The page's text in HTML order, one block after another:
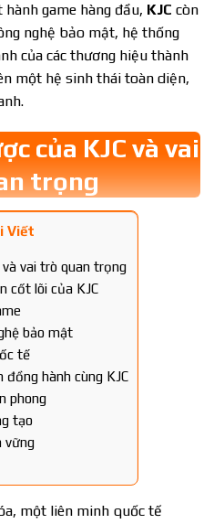
game hàng đầu, KJC còn
nghệ bảo mật, hệ thống
của các thương hiệu thành
một hệ sinh thái toàn diện,
của KJC và vai
trọng
Viết
vai trò quan trọng
cốt lõi của KJC
bảo mật
tế
đồng hành cùng KJC
phong
tạo
vững
một liên minh quốc tế